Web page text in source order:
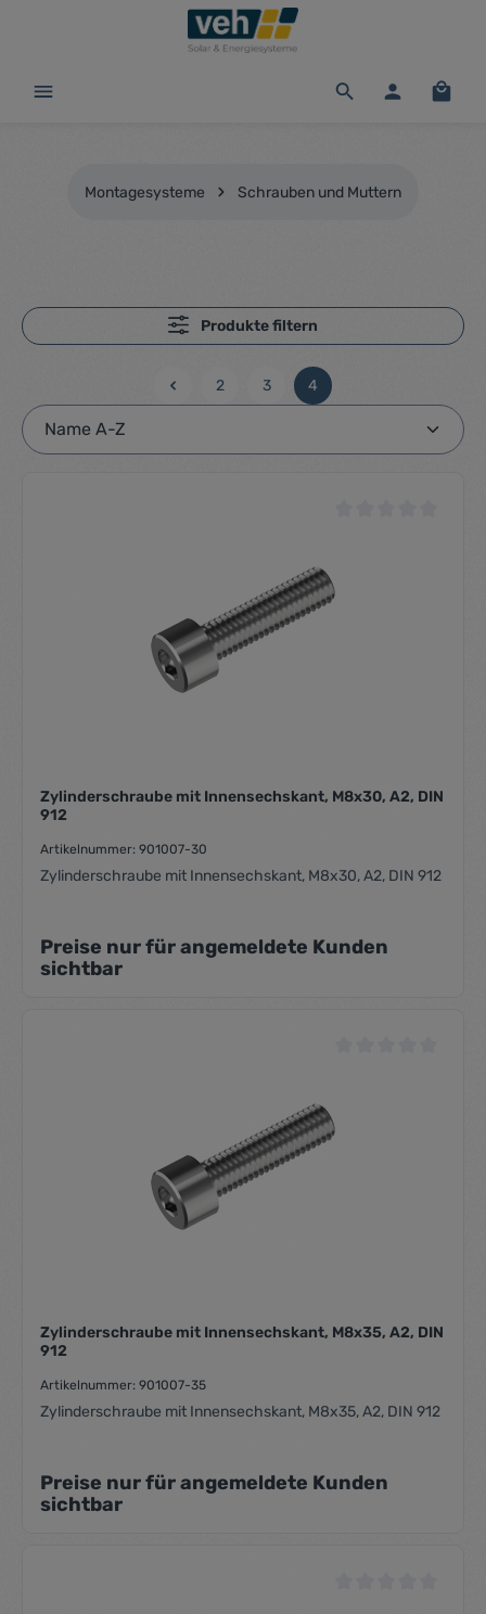
Montagesysteme Schrauben und Muttern
Produkte filtern
Seite
2
Seite
3
Seite
4
Zylinderschraube mit Innensechskant, M8x30, A2, DIN
912
Artikelnummer: 901007-30
Zylinderschraube mit Innensechskant, M8x30, A2, DIN 912
Preise nur für angemeldete Kunden
sichtbar
Zylinderschraube mit Innensechskant, M8x35, A2, DIN
912
Artikelnummer: 901007-35
Zylinderschraube mit Innensechskant, M8x35, A2, DIN 912
Preise nur für angemeldete Kunden
sichtbar